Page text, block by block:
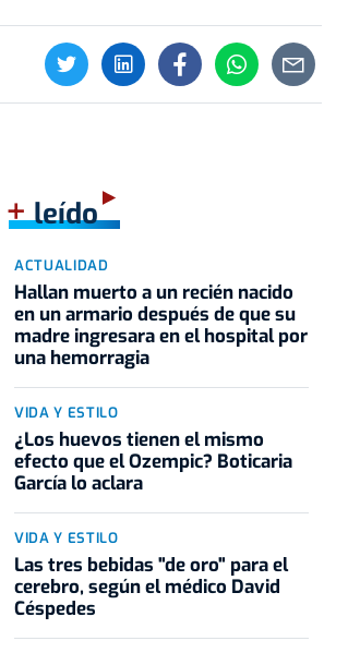
+leído
ACTUALIDAD
Hallan muerto a un recién nacido
en un armario después de que su
madre ingresara en el hospital por
una hemorragia
VIDA Y ESTILO
¿Los huevos tienen el mismo
efecto que el Ozempic? Boticaria
García lo aclara
VIDA Y ESTILO
Las tres bebidas "de oro" para el
cerebro, según el médico David
Céspedes